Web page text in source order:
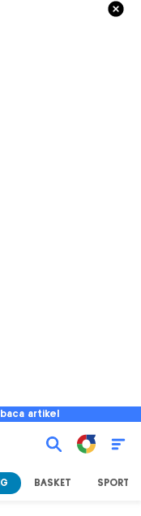
artikel
BASKET SPORT